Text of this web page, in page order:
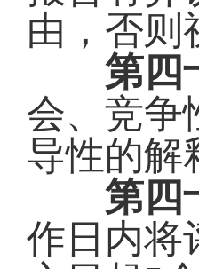
由，否则
第四
会、竞争
导性的解
第四
作日内将